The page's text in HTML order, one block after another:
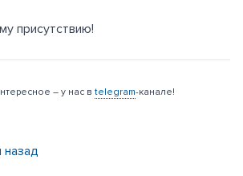
присутствию!
– у нас в telegram-канале!
назад